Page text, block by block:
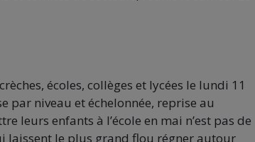
écoles, collèges et lycées le lundi 11
par niveau et échelonnée, reprise au
leurs enfants à l’école en mai n’est pas de
laissent le plus grand flou régner autour